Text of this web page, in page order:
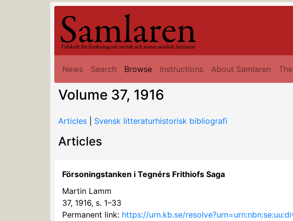
News Search Browse Instructions About Samlaren
Volume 37, 1916
Articles Svensk litteraturhistorisk bibliografi
Articles
Försoningstanken i Tegnérs Frithiofs Saga
Martin Lamm
37, 1916, s. 1–33
Permanent link: https://urn.kb.se/